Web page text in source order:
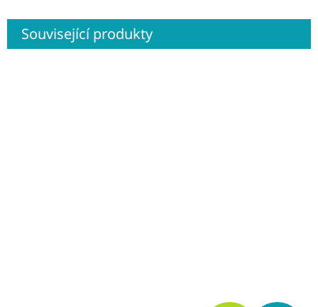
Související produkty